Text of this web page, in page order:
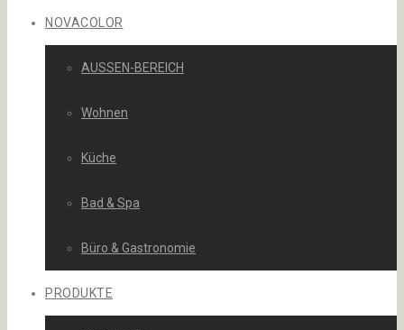
NOVACOLOR
AUSSEN-BEREICH
Wohnen
Küche
Bad & Spa
Büro & Gastronomie
PRODUKTE